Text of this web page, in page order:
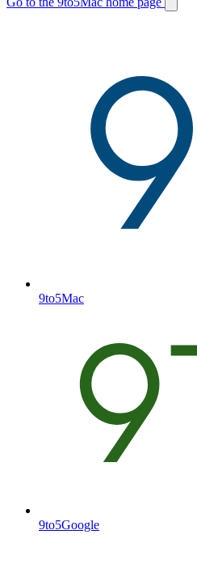
Switch
9to5Mac
9to5Google